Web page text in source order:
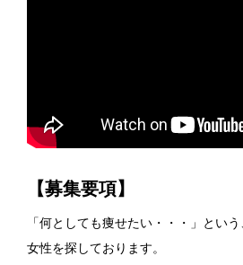
【募集要項】
「何としても痩せたい・・・」とい
女性を探しております。